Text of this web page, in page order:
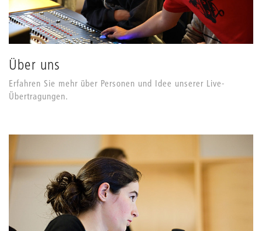
Über uns
Erfahren Sie mehr über Personen und Idee unserer Live-
Übertragungen.